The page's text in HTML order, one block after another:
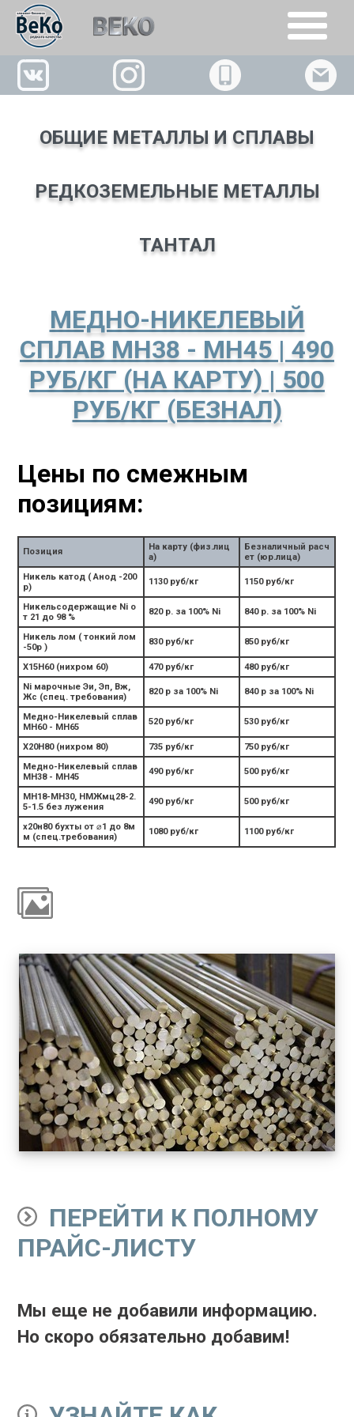
+7(926)509-02-63
ОБЩИЕ МЕТАЛЛЫ И СПЛАВЫ
РЕДКОЗЕМЕЛЬНЫЕ МЕТАЛЛЫ
ТАНТАЛ
МЕДНО-НИКЕЛЕВЫЙ
СПЛАВ МН38 - МН45 | 490
РУБ/КГ (НА КАРТУ) | 500
РУБ/КГ (БЕЗНАЛ)
Цены по смежным
позициям:
Позиция
На карту (физ.лиц
а)
Безналичный расч
ет (юр.лица)
Никель катод ( Анод -200
р)
1130 руб/кг 1150 руб/кг
Никельсодержащие Ni о
т 21 до 98 %
820 р. за 100% Ni 840 р. за 100% Ni
Никель лом ( тонкий лом
-50р )
830 руб/кг 850 руб/кг
Х15Н60 (нихром 60) 470 руб/кг
480 руб/кг
Ni марочные Эи, Эп, Вж,
Жс (спец. требования)
820 р за 100% Ni 840 р за 100% Ni
Медно-Никелевый сплав
МН60 - МН65
520 руб/кг 530 руб/кг
Х20Н80 (нихром 80) 735 руб/кг
750 руб/кг
Медно-Никелевый сплав
МН38 - МН45
490 руб/кг 500 руб/кг
МН18-МН30, НМЖмц28-2.
5-1.5 без лужения
490 руб/кг 500 руб/кг
х20н80 бухты от ⌀1 до 8м
м (спец.требования)
1080 руб/кг 1100 руб/кг
ПЕРЕЙТИ К ПОЛНОМУ
ПРАЙС-ЛИСТУ
Мы еще не добавили информацию.
Но скоро обязательно добавим!